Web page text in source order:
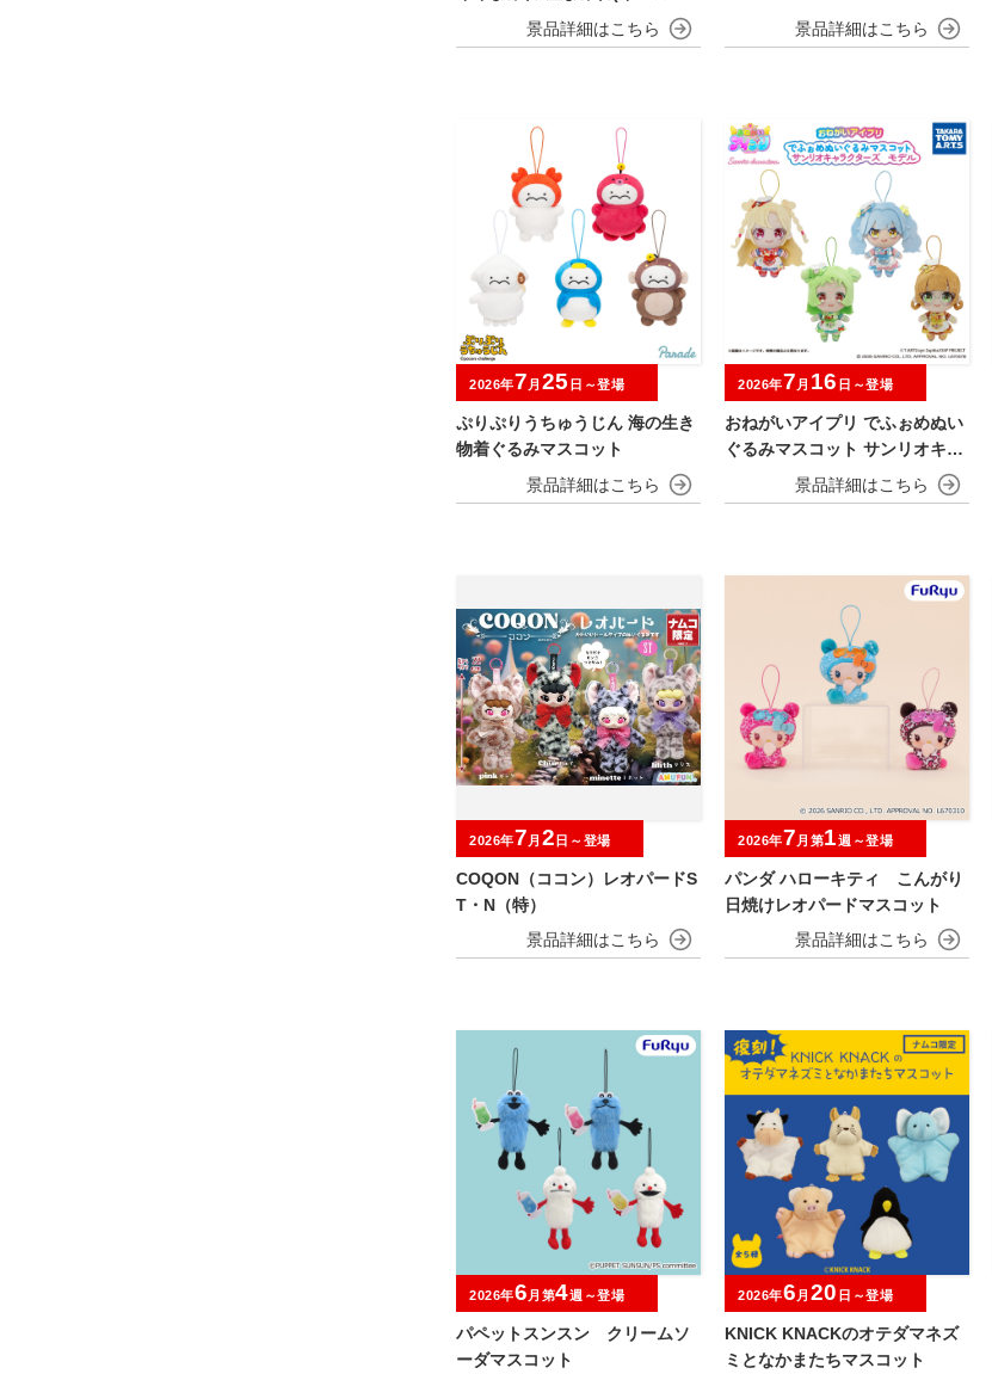
ミニマスコット
ぷりぷりうちゅうじん 海の生き
物着ぐるみマスコット
2026年7 月 25 日～登場
おねがいアイプリ でふぉめぬい
ぐるみマスコット サンリオキャ
ラクターズモデル
2026年7 月 16 日～登場
COQON（ココン）レオパードS
T・N（特）
2026年7 月 2 日～登場
パンダ ハローキティ こんがり
日焼けレオパードマスコット
2026年7 月第1週～登場
パペットスンスン クリームソ
ーダマスコット
2026年6 月第4週～登場
KNICK KNACKのオテダマネズ
ミとなかまたちマスコット
2026年6 月 20 日～登場